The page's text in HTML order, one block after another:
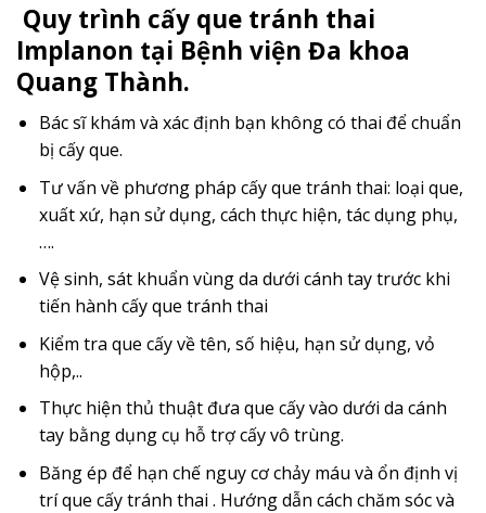
Quy trình cấy que tránh thai
Implanon tại Bệnh viện Đa khoa
Quang Thành.
Bác sĩ khám và xác định bạn không có thai để chuẩn
bị cấy que.
Tư vấn về phương pháp cấy que tránh thai: loại que,
xuất xứ, hạn sử dụng, cách thực hiện, tác dụng phụ,
….
Vệ sinh, sát khuẩn vùng da dưới cánh tay trước khi
tiến hành cấy que tránh thai
Kiểm tra que cấy về tên, số hiệu, hạn sử dụng, vỏ
hộp,..
Thực hiện thủ thuật đưa que cấy vào dưới da cánh
tay bằng dụng cụ hỗ trợ cấy vô trùng.
Băng ép để hạn chế nguy cơ chảy máu và ổn định vị
trí que cấy tránh thai . Hướng dẫn cách chăm sóc và